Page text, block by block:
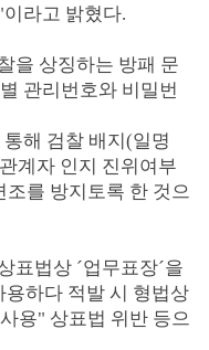
라고 밝혔다.
을 상징하는 방패 문
관리번호와 비밀번
해 검찰 배지(일명
계자 인지 진위여부
조를 방지토록 한 것으
표법상 ´업무표장´을
용하다 적발 시 형법상
용" 상표법 위반 등으